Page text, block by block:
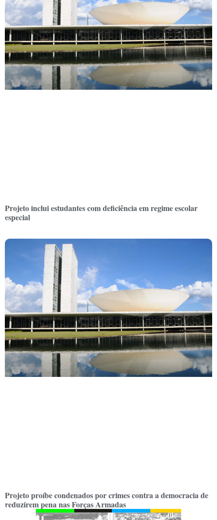
Projeto inclui estudantes com deficiência em regime escolar
especial
Projeto proíbe condenados por crimes contra a democracia de
reduzirem pena nas Forças Armadas